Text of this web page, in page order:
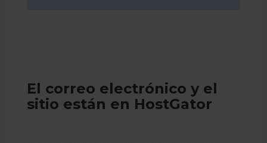
El correo electrónico y el
sitio están en HostGator